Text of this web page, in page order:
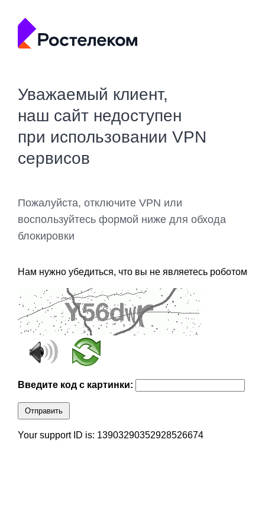
Уважаемый клиент,
наш сайт недоступен
при использовании VPN
сервисов
Пожалуйста, отключите VPN или
воспользуйтесь формой ниже для обхода
блокировки
Нам нужно убедиться, что вы не являетесь роботом
Введите код с картинки:
Отправить
Your support ID is: 13903290352928526674